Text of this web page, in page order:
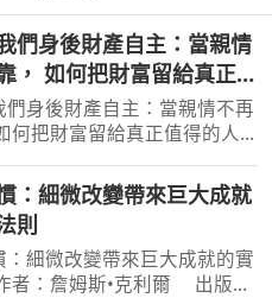
不會說出「我愛妳」， 卻
東野圭吾：在本格推理
們身後財產自主：當親情
， 如何把財富留給真正值
們身後財產自主：當親情不再
何把財富留給真正值得的人
：2026-07-02 00:00:00 當人
寸，再高明的遺囑規劃也可能
人性貪婪暴
：細微改變帶來巨大成就
則
：細微改變帶來巨大成就的實
者：詹姆斯•克利爾 出版